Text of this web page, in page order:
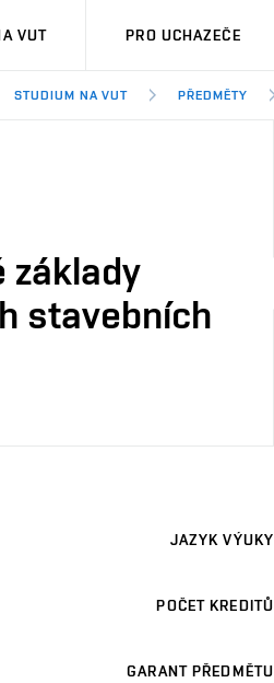
VUT PRO UCHAZEČE
STUDIUM NA VUT PŘEDMĚTY
základy
stavebních
JAZYK VÝUKY
POČET KREDITŮ
GARANT PŘEDMĚTU